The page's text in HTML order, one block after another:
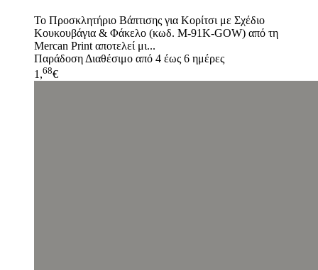
Το Προσκλητήριο Βάπτισης για Κορίτσι με Σχέδιο
Κουκουβάγια & Φάκελο (κωδ. M-91K-GOW) από τη
Mercan Print αποτελεί μι...
Παράδοση Διαθέσιμο από 4 έως 6 ημέρες
1,68€